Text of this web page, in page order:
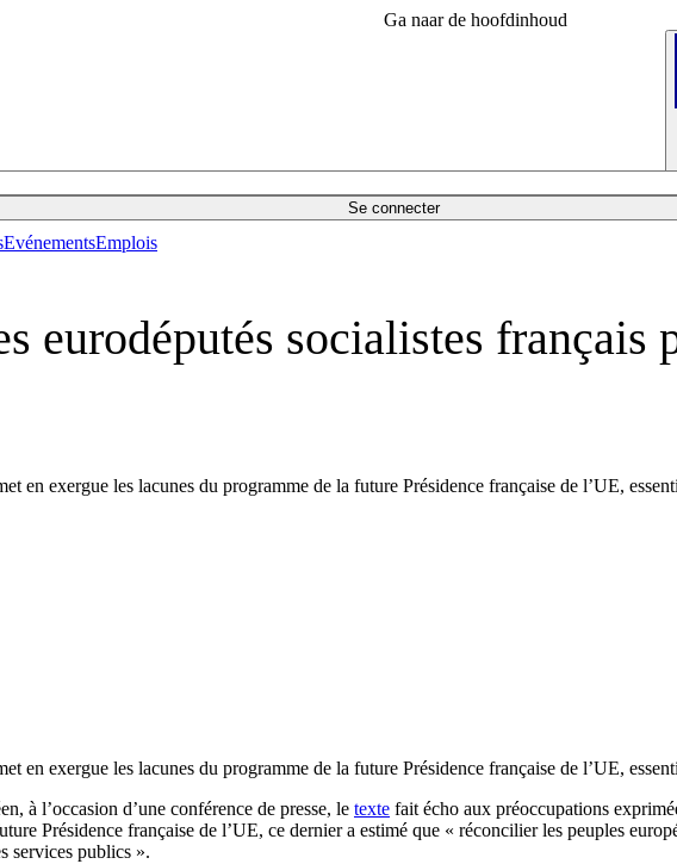
Ga naar de hoofdinhoud
Se connecter
EvénementsEmplois
eurodéputés socialistes français
en exergue les lacunes du programme de la future Présidence française de l’UE,
en exergue les lacunes du programme de la future Présidence française de l’UE,
à l’occasion d’une conférence de presse, le texte fait écho aux préoccupations
Présidence française de l’UE, ce dernier a estimé que « réconcilier les peuples
services publics ».